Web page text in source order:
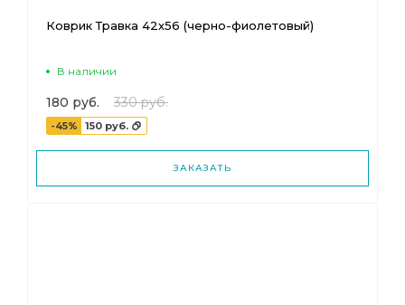
Коврик Травка 42х56 (черно-фиолетовый)
В наличии
180 руб. 330 руб.
-45% 150 руб.
ЗАКАЗАТЬ